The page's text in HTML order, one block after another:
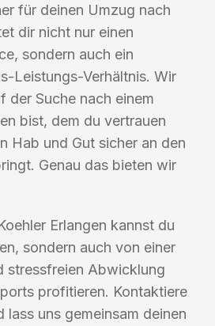
für deinen Umzug nach
dir nicht nur einen
sondern auch ein
Leistungs-Verhältnis. Wir
der Suche nach einem
bist, dem du vertrauen
Hab und Gut sicher an den
Genau das bieten wir
Erlangen kannst du
sondern auch von einer
stressfreien Abwicklung
profitieren. Kontaktiere
lass uns gemeinsam deinen